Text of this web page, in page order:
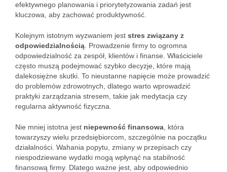
efektywnego planowania i priorytetyzowania zadań jest
kluczowa, aby zachować produktywność.
Kolejnym istotnym wyzwaniem jest stres związany z
odpowiedzialnością . Prowadzenie firmy to ogromna
odpowiedzialność za zespół, klientów i finanse. Właściciele
często muszą podejmować szybko decyzje, które mają
dalekosiężne skutki. To nieustanne napięcie może prowadzić
do problemów zdrowotnych, dlatego warto wprowadzić
praktyki zarządzania stresem, takie jak medytacja czy
regularna aktywność fizyczna.
Nie mniej istotna jest niepewność finansowa , która
towarzyszy wielu przedsiębiorcom, szczególnie na początku
działalności. Wahania popytu, zmiany w przepisach czy
niespodziewane wydatki mogą wpłynąć na stabilność
finansową firmy. Dlatego ważne jest, aby odpowiednio